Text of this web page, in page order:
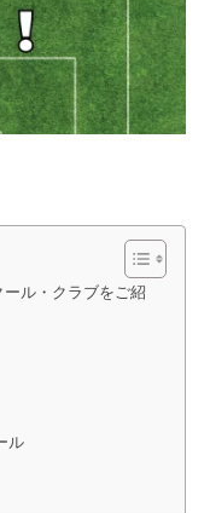
ル・クラブをご紹
ル